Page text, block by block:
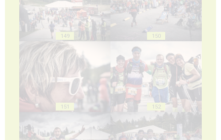
149 150
151 152